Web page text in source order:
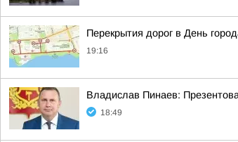
Перекрытия дорог в День
19:16
Владислав Пинаев:
18:49